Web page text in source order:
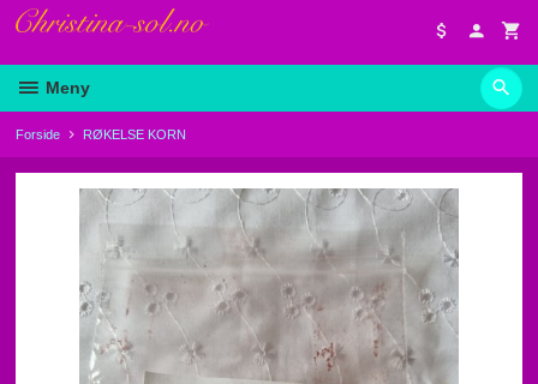
innholdet
Meny
Forside RØKELSE KORN